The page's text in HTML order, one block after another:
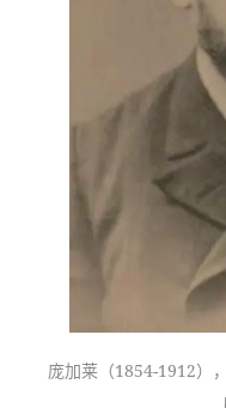
庞加莱（1854-1912）